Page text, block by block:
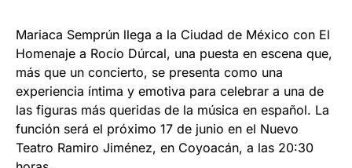
Mariaca Semprún llega a la Ciudad de México con El
Homenaje a Rocío Dúrcal, una puesta en escena que,
más que un concierto, se presenta como una
experiencia íntima y emotiva para celebrar a una de
las figuras más queridas de la música en español. La
función será el próximo 17 de junio en el Nuevo
Teatro Ramiro Jiménez, en Coyoacán, a las 20:30